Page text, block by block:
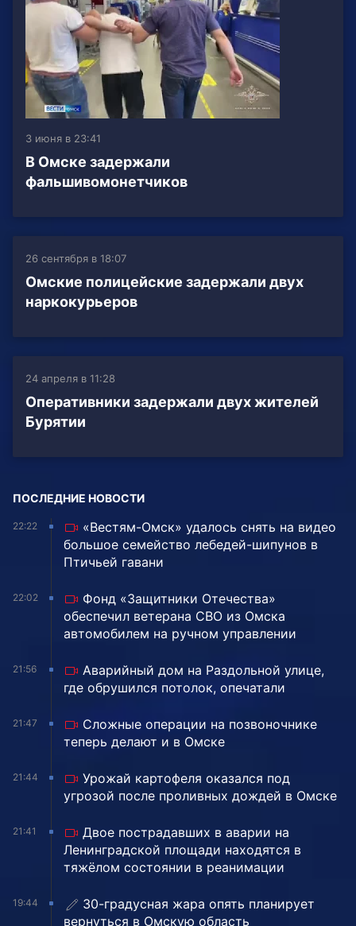
3 июня в 23:41
В Омске задержали
фальшивомонетчиков
26 сентября в 18:07
Омские полицейские задержали двух
наркокурьеров
24 апреля в 11:28
Оперативники задержали двух жителей
Бурятии
ПОСЛЕДНИЕ НОВОСТИ
22:22
«Вестям-Омск» удалось снять на видео
большое семейство лебедей-шипунов в
Птичьей гавани
22:02
Фонд «Защитники Отечества»
обеспечил ветерана СВО из Омска
автомобилем на ручном управлении
21:56
Аварийный дом на Раздольной улице,
где обрушился потолок, опечатали
21:47
Сложные операции на позвоночнике
теперь делают и в Омске
21:44
Урожай картофеля оказался под
угрозой после проливных дождей в Омске
21:41
Двое пострадавших в аварии на
Ленинградской площади находятся в
тяжёлом состоянии в реанимации
19:44
30-градусная жара опять планирует
вернуться в Омскую область